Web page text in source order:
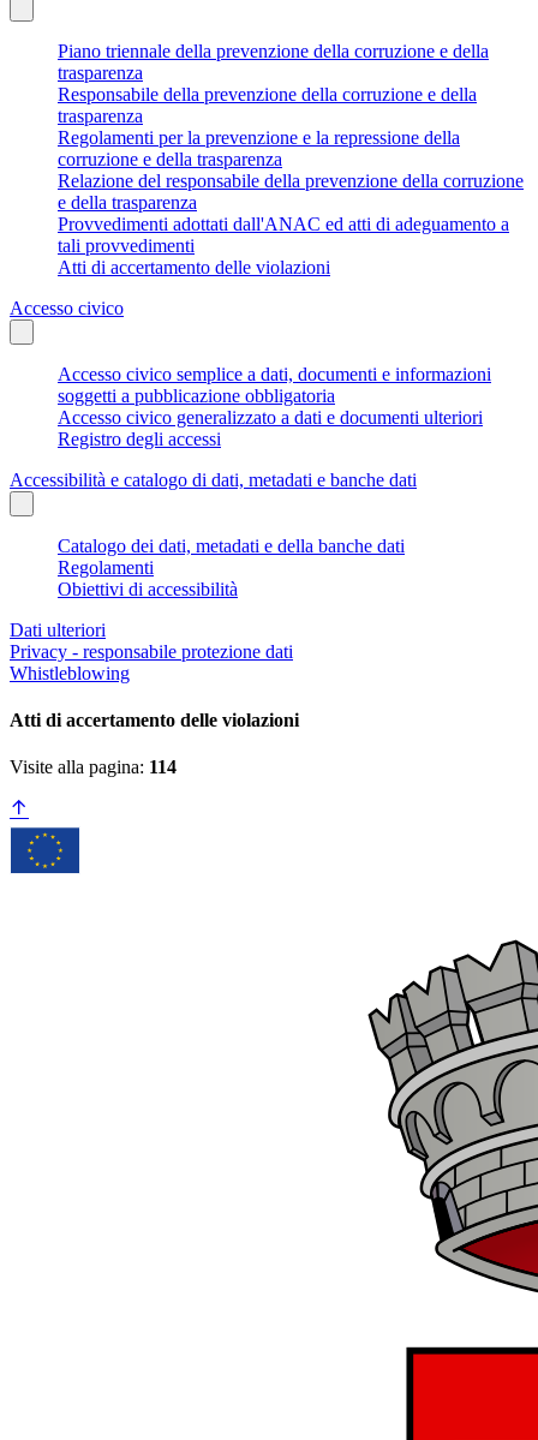
Piano triennale della prevenzione della corruzione e della
trasparenza
Responsabile della prevenzione della corruzione e della
trasparenza
Regolamenti per la prevenzione e la repressione della
corruzione e della trasparenza
Relazione del responsabile della prevenzione della corruzione
e della trasparenza
Provvedimenti adottati dall'ANAC ed atti di adeguamento a
tali provvedimenti
Atti di accertamento delle violazioni
Accesso civico
Accesso civico semplice a dati, documenti e informazioni
soggetti a pubblicazione obbligatoria
Accesso civico generalizzato a dati e documenti ulteriori
Registro degli accessi
Accessibilità e catalogo di dati, metadati e banche dati
Catalogo dei dati, metadati e della banche dati
Regolamenti
Obiettivi di accessibilità
Dati ulteriori
Privacy - responsabile protezione dati
Whistleblowing
Atti di accertamento delle violazioni
Visite alla pagina: 114